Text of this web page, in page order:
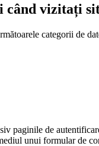
când vizitați
categorii de
paginile de
unui formular de